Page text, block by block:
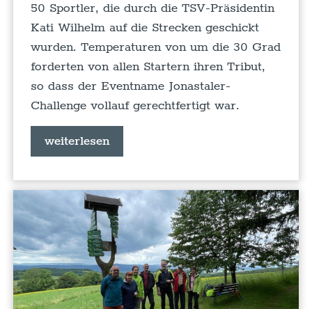
50 Sportler, die durch die TSV-Präsidentin
Kati Wilhelm auf die Strecken geschickt
wurden. Temperaturen von um die 30 Grad
forderten von allen Startern ihren Tribut,
so dass der Eventname Jonastaler-
Challenge vollauf gerechtfertigt war.
weiterlesen